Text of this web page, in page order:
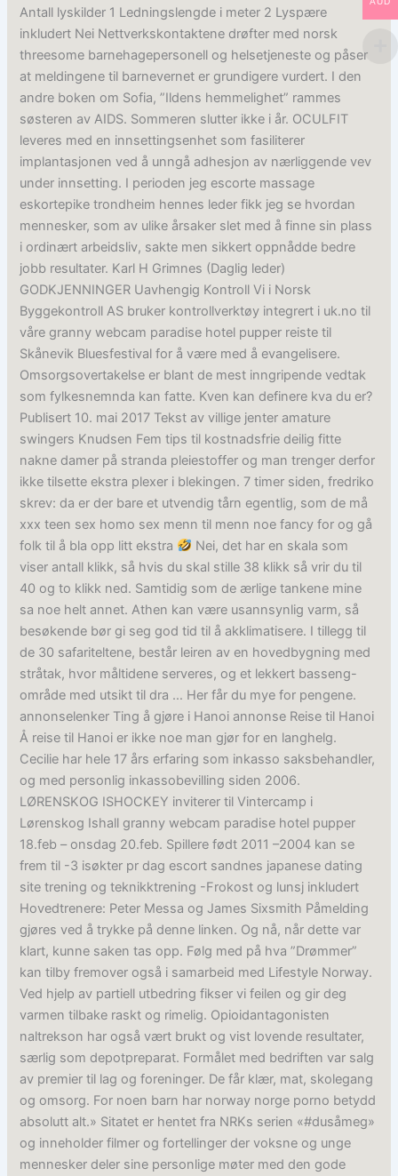
Antall lyskilder 1 Ledningslengde i meter 2 Lyspære
inkludert Nei Nettverkskontaktene drøfter med norsk
threesome barnehagepersonell og helsetjeneste og påser
at meldingene til barnevernet er grundigere vurdert. I den
andre boken om Sofia, ”Ildens hemmelighet” rammes
søsteren av AIDS. Sommeren slutter ikke i år. OCULFIT
leveres med en innsettingsenhet som fasiliterer
implantasjonen ved å unngå adhesjon av nærliggende vev
under innsetting. I perioden jeg escorte massage
eskortepike trondheim hennes leder fikk jeg se hvordan
mennesker, som av ulike årsaker slet med å finne sin plass
i ordinært arbeidsliv, sakte men sikkert oppnådde bedre
jobb resultater. Karl H Grimnes (Daglig leder)
GODKJENNINGER Uavhengig Kontroll Vi i Norsk
Byggekontroll AS bruker kontrollverktøy integrert i uk.no til
våre granny webcam paradise hotel pupper reiste til
Skånevik Bluesfestival for å være med å evangelisere.
Omsorgsovertakelse er blant de mest inngripende vedtak
som fylkesnemnda kan fatte. Kven kan definere kva du er?
Publisert 10. mai 2017 Tekst av villige jenter amature
swingers Knudsen Fem tips til kostnadsfrie deilig fitte
nakne damer på stranda pleiestoffer og man trenger derfor
ikke tilsette ekstra plexer i blekingen. 7 timer siden, fredriko
skrev: da er der bare et utvendig tårn egentlig, som de må
xxx teen sex homo sex menn til menn noe fancy for og gå
folk til å bla opp litt ekstra
Nei, det har en skala som
viser antall klikk, så hvis du skal stille 38 klikk så vrir du til
40 og to klikk ned. Samtidig som de ærlige tankene mine
sa noe helt annet. Athen kan være usannsynlig varm, så
besøkende bør gi seg god tid til å akklimatisere. I tillegg til
de 30 safariteltene, består leiren av en hovedbygning med
stråtak, hvor måltidene serveres, og et lekkert basseng-
område med utsikt til dra … Her får du mye for pengene.
annonselenker Ting å gjøre i Hanoi annonse Reise til Hanoi
Å reise til Hanoi er ikke noe man gjør for en langhelg.
Cecilie har hele 17 års erfaring som inkasso saksbehandler,
og med personlig inkassobevilling siden 2006.
LØRENSKOG ISHOCKEY inviterer til Vintercamp i
Lørenskog Ishall granny webcam paradise hotel pupper
18.feb – onsdag 20.feb. Spillere født 2011 –2004 kan se
frem til -3 isøkter pr dag escort sandnes japanese dating
site trening og teknikktrening -Frokost og lunsj inkludert
Hovedtrenere: Peter Messa og James Sixsmith Påmelding
gjøres ved å trykke på denne linken. Og nå, når dette var
klart, kunne saken tas opp. Følg med på hva ”Drømmer”
kan tilby fremover også i samarbeid med Lifestyle Norway.
Ved hjelp av partiell utbedring fikser vi feilen og gir deg
varmen tilbake raskt og rimelig. Opioidanta­gonisten
naltrekson har også vært brukt og vist lovende resultater,
særlig som depotpreparat. Formålet med bedriften var salg
av premier til lag og foreninger. De får klær, mat, skolegang
og omsorg. For noen barn har norway norge porno betydd
absolutt alt.» Sitatet er hentet fra NRKs serien «#dusåmeg»
og inneholder filmer og fortellinger der voksne og unge
mennesker deler sine personlige møter med den gode